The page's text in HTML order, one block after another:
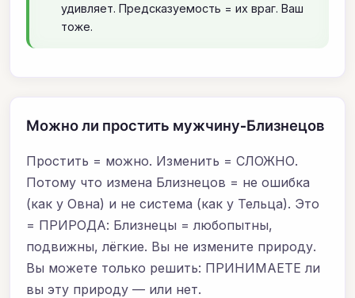
удивляет. Предсказуемость = их враг. Ваш
тоже.
Можно ли простить мужчину-Близнецов
Простить = можно. Изменить = СЛОЖНО.
Потому что измена Близнецов = не ошибка
(как у Овна) и не система (как у Тельца). Это
= ПРИРОДА: Близнецы = любопытны,
подвижны, лёгкие. Вы не измените природу.
Вы можете только решить: ПРИНИМАЕТЕ ли
вы эту природу — или нет.